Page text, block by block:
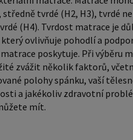
středně tvrdé (H2, H3), tvrdé
(H4). Tvrdost matrace je
ovlivňuje pohodlí a
poskytuje. Při výběru
zvážit několik faktorů,
polohy spánku, vaší
a jakékoliv zdravotní
mít.